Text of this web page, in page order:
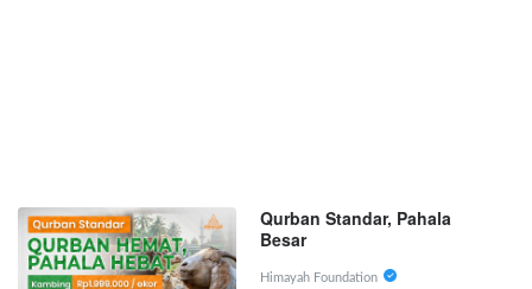
Qurban Standar, Pahala
Besar
Himayah Foundation